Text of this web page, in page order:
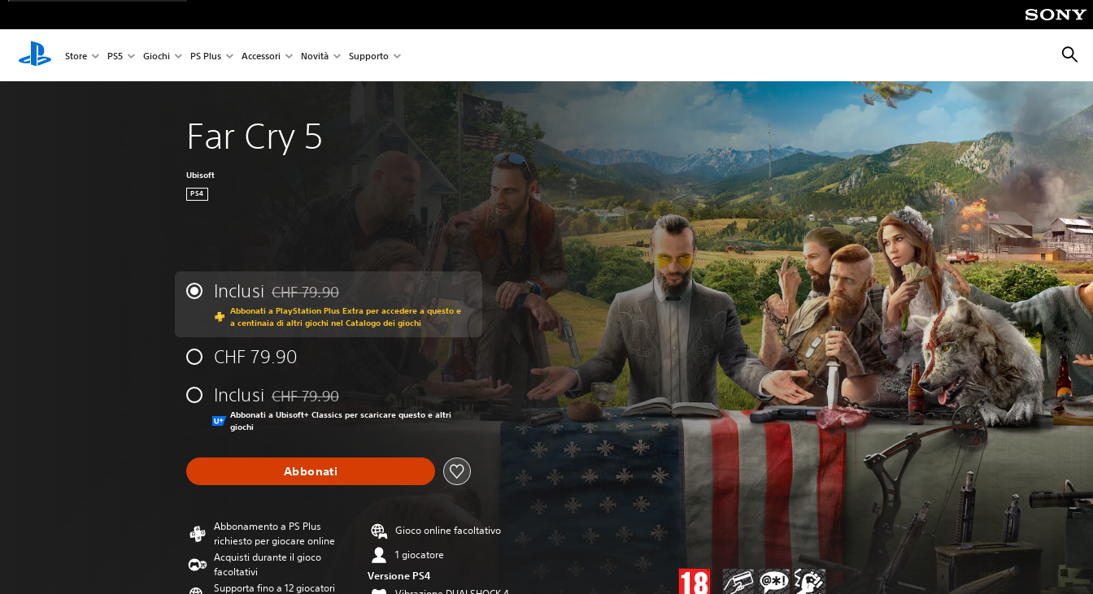
Store PS5 Giochi PS Plus Accessori Novità Supporto
Far Cry 5
Ubisoft
PS4
Inclusi Scontato dal prezzo originale di CHF 79.90
CHF 79.90
Abbonati a PlayStation Plus Extra per accedere a questo e
a centinaia di altri giochi nel Catalogo dei giochi
CHF 79.90
Inclusi Scontato dal prezzo originale di CHF 79.90
CHF 79.90
Abbonati a Ubisoft+ Classics per scaricare questo e altri
giochi
Abbonati
Abbonamento a PS Plus
richiesto per giocare online
Acquisti durante il gioco
facoltativi
Supporta fino a 12 giocatori
Gioco online facoltativo
1 giocatore
Versione PS4